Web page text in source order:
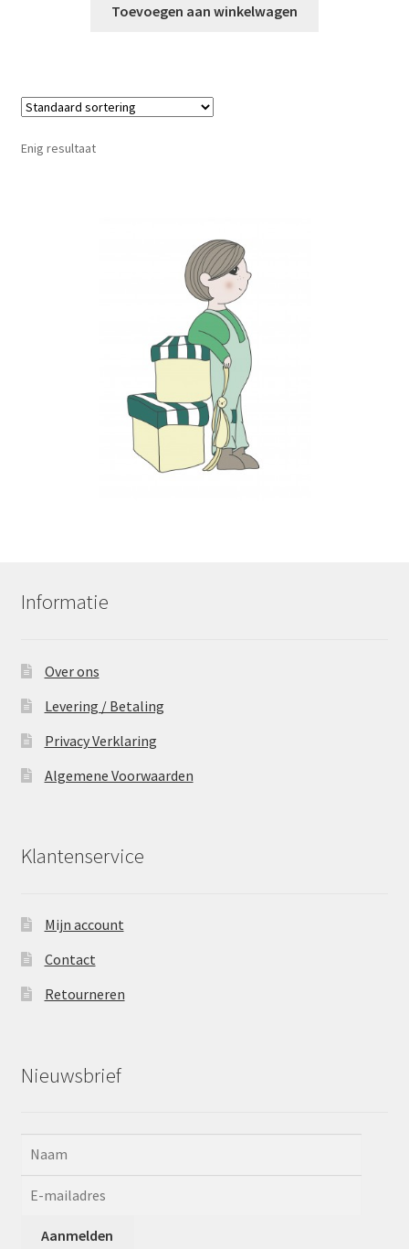
Toevoegen aan winkelwagen
Enig resultaat
Informatie
Over ons
Levering / Betaling
Privacy Verklaring
Algemene Voorwaarden
Klantenservice
Mijn account
Contact
Retourneren
Nieuwsbrief